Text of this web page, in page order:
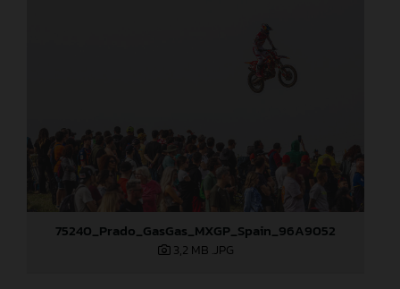
75240_Prado_GasGas_MXGP_Spain_96A9052
3,2 MB .JPG